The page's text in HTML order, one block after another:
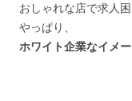
おしゃれな店で求人
やっぱり、
ホワイト企業なイメ